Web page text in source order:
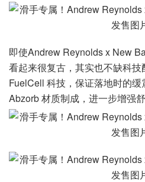
即使Andrew Reynolds x New
看起来很复古，其实也不缺科
FuelCell 科技，保证落地时的
Abzorb 材质制成，进一步增强舒